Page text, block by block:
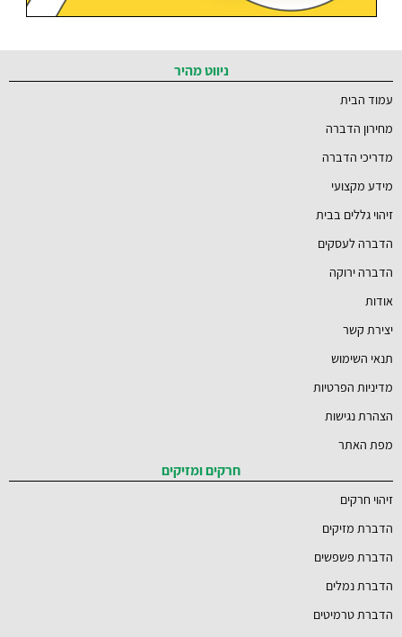
ניווט מהיר
עמוד הבית
מחירון הדברה
מדריכי הדברה
מידע מקצועי
זיהוי גללים בבית
הדברה לעסקים
הדברה ירוקה
אודות
יצירת קשר
תנאי השימוש
מדיניות הפרטיות
הצהרת נגישות
מפת האתר
חרקים ומזיקים
זיהוי חרקים
הדברת מזיקים
הדברת פשפשים
הדברת נמלים
הדברת טרמיטים